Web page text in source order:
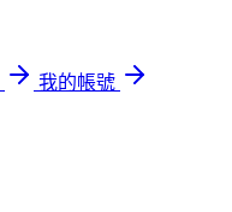
我的帳號